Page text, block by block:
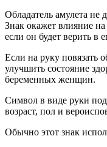
Обладатель амулета не
Знак окажет влияние
если он будет верить в
Если на руку повязать
улучшить состояние
беременных женщин.
Символ в виде руки
возраст, пол и
Обычно этот знак